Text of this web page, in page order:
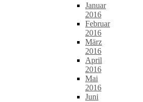
Januar
2016
Februar
2016
März
2016
April
2016
Mai
2016
Juni